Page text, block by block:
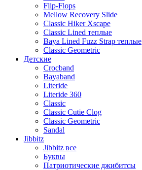
Flip-Flops
Mellow Recovery Slide
Classic Hiker Xscape
Classic Lined теплые
Baya Lined Fuzz Strap теплые
Classic Geometric
Детские
Crocband
Bayaband
Literide
Literide 360
Classic
Classic Cutie Clog
Classic Geometric
Sandal
Jibbitz
Jibbitz все
Буквы
Патриотические джибитсы